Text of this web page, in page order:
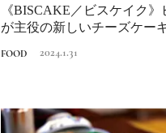
《BISCAKE／ビスケイク》
が主役の新しいチーズケー
FOOD 2024.1.31
るまちづくり①